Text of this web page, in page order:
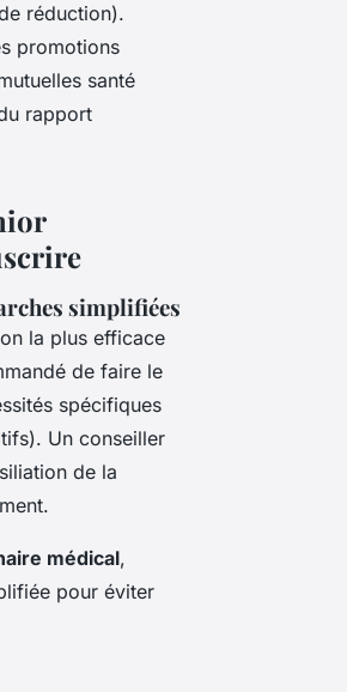
réduction).
promotions
santé
rapport
simplifiées
la plus efficace
de faire le
spécifiques
Un conseiller
de la
médical,
pour éviter